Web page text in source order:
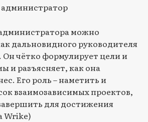
можно
дальновидного руководителя
чётко формулирует цели и
и разъясняет, как она
Его роль – наметить и
взаимозависимых проектов,
для достижения
Wrike)